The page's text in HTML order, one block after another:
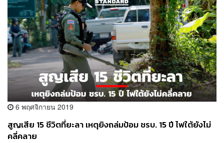
6 พฤศจิกายน 2019
สูญเสีย 15 ชีวิตที่ยะลา เหตุยิงถล่มป้อม ชรบ. 15 ปี ไฟใต้ยังไม่
คลี่คลาย